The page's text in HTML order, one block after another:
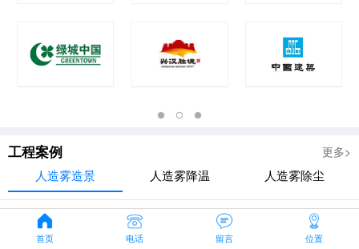
工程案例 更多>
人造雾造景 人造雾降温 人造雾除尘
首页 电话 留言 位置